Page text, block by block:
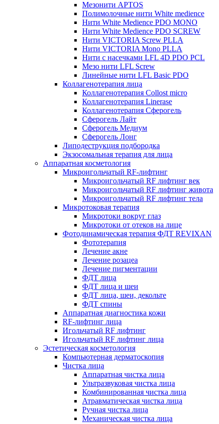
Мезонити APTOS
Полимолочные нити White medience
Нити White Medience PDO MONO
Нити White Medience PDO SCREW
Нити VICTORIA Screw PLLA
Нити VICTORIA Mono PLLA
Нити с насечками LFL 4D PDO PCL
Мезо нити LFL Screw
Линейные нити LFL Basic PDO
Коллагенотерапия лица
Коллагенотерапия Collost micro
Коллагенотерапия Linerase
Коллагенотерапия Сферогель
Сферогель Лайт
Сферогель Медиум
Сферогель Лонг
Липодеструкция подбородка
Экзосомальная терапия для лица
Аппаратная косметология
Микроигольчатый RF-лифтинг
Микроигольчатый RF лифтинг век
Микроигольчатый RF лифтинг живота
Микроигольчатый RF лифтинг тела
Микротоковая терапия
Микротоки вокруг глаз
Микротоки от отеков на лице
Фотодинамическая терапия ФДТ REVIXAN
Фототерапия
Лечение акне
Лечение розацеа
Лечение пигментации
ФДТ лица
ФДТ лица и шеи
ФДТ лица, шеи, декольте
ФДТ спины
Аппаратная диагностика кожи
RF-лифтинг лица
Игольчатый RF лифтинг
Игольчатый RF лифтинг лица
Эстетическая косметология
Компьютерная дерматоскопия
Чистка лица
Аппаратная чистка лица
Ультразвуковая чистка лица
Комбинированная чистка лица
Атравматическая чистка лица
Ручная чистка лица
Механическая чистка лица